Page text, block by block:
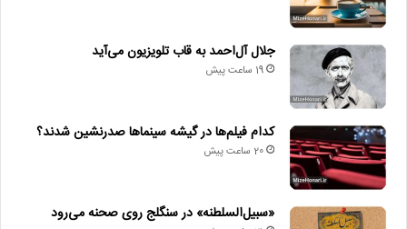
جلال آل‌احمد به قاب تلویزیون می‌آید
19 ساعت پیش
کدام فیلم‌ها در گیشه سینماها صدرنشین شدند؟
20 ساعت پیش
«سبیل‌السلطنه» در سنگلج روی صحنه می‌رود